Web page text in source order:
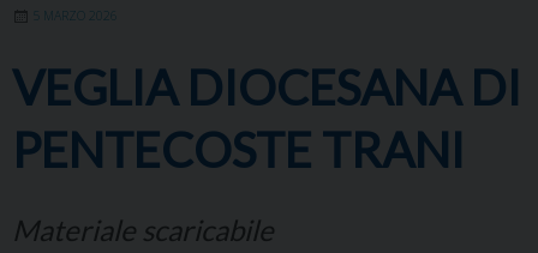
5 MARZO 2026
VEGLIA DIOCESANA DI
PENTECOSTE TRANI
Materiale scaricabile